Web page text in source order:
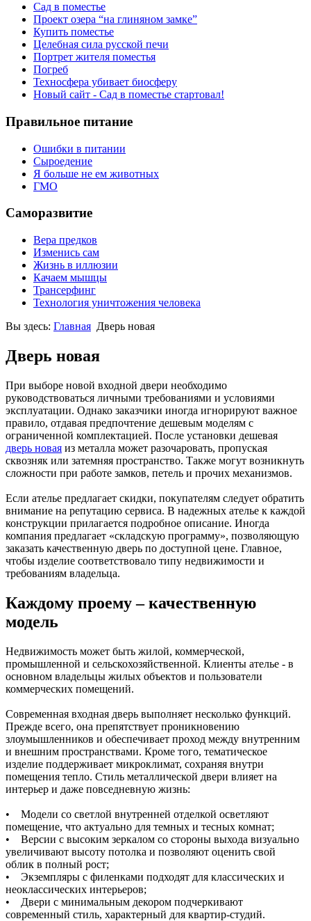
Сад в поместье
Проект озера “на глиняном замке”
Купить поместье
Целебная сила русской печи
Портрет жителя поместья
Погреб
Техносфера убивает биосферу
Новый сайт - Сад в поместье стартовал!
Правильное питание
Ошибки в питании
Сыроедение
Я больше не ем животных
ГМО
Саморазвитие
Вера предков
Изменись сам
Жизнь в иллюзии
Качаем мышцы
Трансерфинг
Технология уничтожения человека
Вы здесь: Главная Дверь новая
Дверь новая
При выборе новой входной двери необходимо
руководствоваться личными требованиями и условиями
эксплуатации. Однако заказчики иногда игнорируют важное
правило, отдавая предпочтение дешевым моделям с
ограниченной комплектацией. После установки дешевая
дверь новая из металла может разочаровать, пропуская
сквозняк или затемняя пространство. Также могут возникнуть
сложности при работе замков, петель и прочих механизмов.
Если ателье предлагает скидки, покупателям следует обратить
внимание на репутацию сервиса. В надежных ателье к каждой
конструкции прилагается подробное описание. Иногда
компания предлагает «складскую программу», позволяющую
заказать качественную дверь по доступной цене. Главное,
чтобы изделие соответствовало типу недвижимости и
требованиям владельца.
Каждому проему – качественную
модель
Недвижимость может быть жилой, коммерческой,
промышленной и сельскохозяйственной. Клиенты ателье - в
основном владельцы жилых объектов и пользователи
коммерческих помещений.
Современная входная дверь выполняет несколько функций.
Прежде всего, она препятствует проникновению
злоумышленников и обеспечивает проход между внутренним
и внешним пространствами. Кроме того, тематическое
изделие поддерживает микроклимат, сохраняя внутри
помещения тепло. Стиль металлической двери влияет на
интерьер и даже повседневную жизнь:
• Модели со светлой внутренней отделкой осветляют
помещение, что актуально для темных и тесных комнат;
• Версии с высоким зеркалом со стороны выхода визуально
увеличивают высоту потолка и позволяют оценить свой
облик в полный рост;
• Экземпляры с филенками подходят для классических и
неоклассических интерьеров;
• Двери с минимальным декором подчеркивают
современный стиль, характерный для квартир-студий.